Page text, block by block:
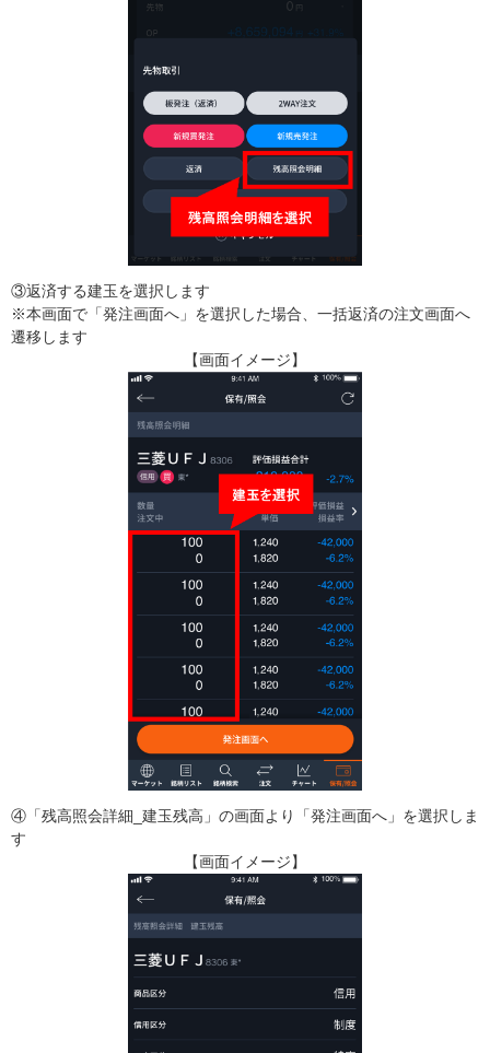
③返済する建玉を選択します
※本画面で「発注画面へ」を選択した場合、一括返済の注文画面へ
遷移します
【画面イメージ】
④「残高照会詳細_建玉残高」の画面より「発注画面へ」を選択しま
す
【画面イメージ】